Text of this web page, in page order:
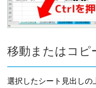
移動またはコピ
選択したシート見出し